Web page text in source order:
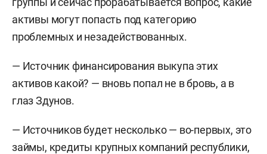
активы могут попасть под категорию
проблемных и незадействованных.
— Источник финансирования выкупа этих
активов какой? — вновь попал не в бровь, а в
глаз Здунов.
— Источников будет несколько — во-первых, это
займы, кредиты крупных компаний республики,